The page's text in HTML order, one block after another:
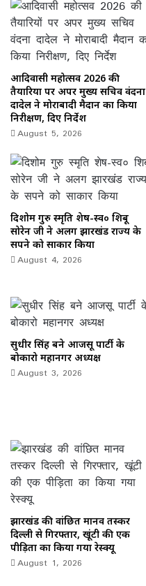
आदिवासी महोत्सव 2026 की
तैयारियों पर अपर मुख्य सचिव वंदना
दादेल ने मोराबादी मैदान का किया
निरीक्षण, दिए निर्देश
August 5, 2026
दिशोम गुरु स्मृति शेष-स्व० शिबू
सोरेन जी ने अलग झारखंड राज्य के
सपने को साकार किया
August 4, 2026
सुधीर सिंह बने आजसू पार्टी के
बोकारो महानगर अध्यक्ष
August 3, 2026
झारखंड की वांछित मानव तस्कर
दिल्ली से गिरफ्तार, खूंटी की एक
पीड़िता का किया गया रेस्क्यू
August 1, 2026